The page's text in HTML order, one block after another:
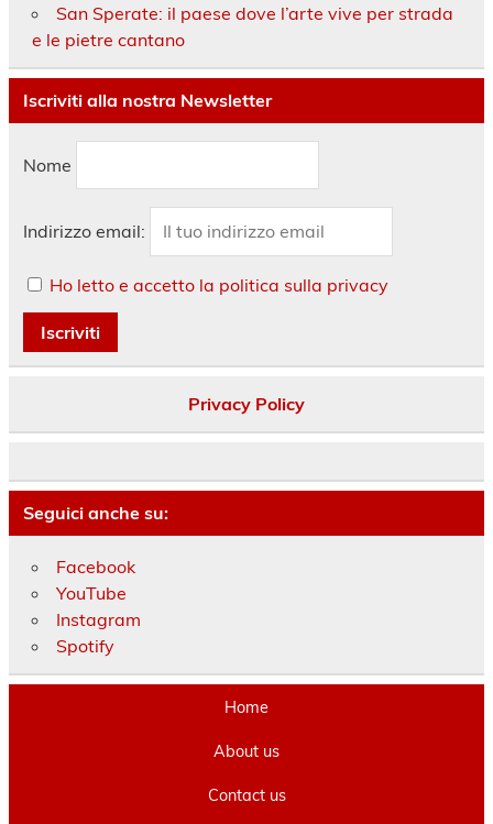
San Sperate: il paese dove l’arte vive per strada
e le pietre cantano
Iscriviti alla nostra Newsletter
Nome
Indirizzo email:
Ho letto e accetto la politica sulla privacy
Privacy Policy
Seguici anche su:
Facebook
YouTube
Instagram
Spotify
Home
About us
Contact us